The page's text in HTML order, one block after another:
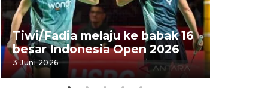
Tiwi/Fadia melaju ke babak 16
besar Indonesia Open 2026
3 Juni 2026